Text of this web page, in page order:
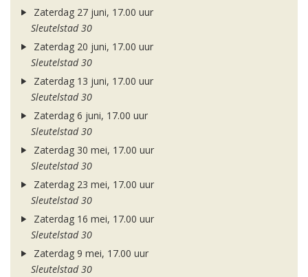
Zaterdag 27 juni, 17.00 uur
Sleutelstad 30
Zaterdag 20 juni, 17.00 uur
Sleutelstad 30
Zaterdag 13 juni, 17.00 uur
Sleutelstad 30
Zaterdag 6 juni, 17.00 uur
Sleutelstad 30
Zaterdag 30 mei, 17.00 uur
Sleutelstad 30
Zaterdag 23 mei, 17.00 uur
Sleutelstad 30
Zaterdag 16 mei, 17.00 uur
Sleutelstad 30
Zaterdag 9 mei, 17.00 uur
Sleutelstad 30